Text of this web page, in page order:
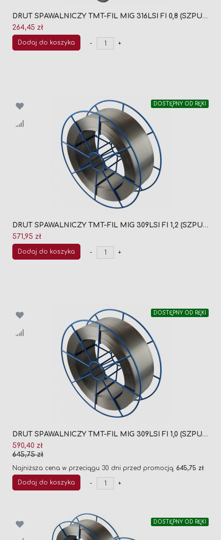
DRUT SPAWALNICZY TMT-FIL MIG 316LSI FI 0,8 (SZPULA 5KG)
264,45 zł
Dodaj do koszyka - +
DOSTĘPNY OD RĘKI
DRUT SPAWALNICZY TMT-FIL MIG 309LSI FI 1,2 (SZPULA 15KG)
571,95 zł
Dodaj do koszyka - +
DOSTĘPNY OD RĘKI
DRUT SPAWALNICZY TMT-FIL MIG 309LSI FI 1,0 (SZPULA 15KG)
Cena
promocyjna
590,40 zł
645,75 zł
Najniższa cena w przeciągu 30 dni przed promocją: 645,75 zł
Dodaj do koszyka - +
DOSTĘPNY OD RĘKI